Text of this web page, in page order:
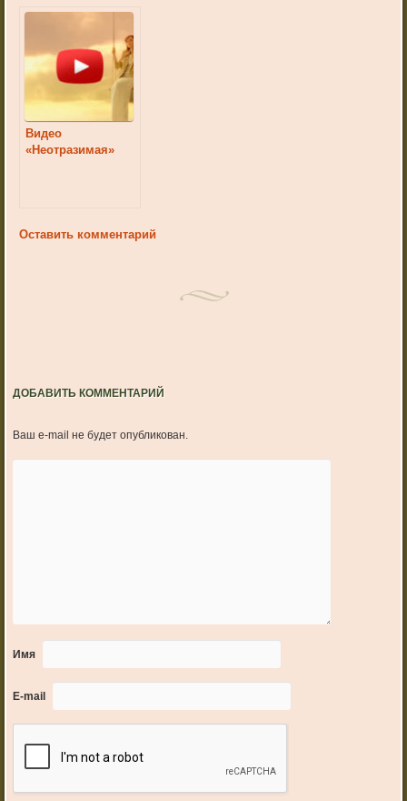
Видео
«Неотразимая»
Оставить комментарий
ДОБАВИТЬ КОММЕНТАРИЙ
Ваш e-mail не будет опубликован.
Имя
E-mail